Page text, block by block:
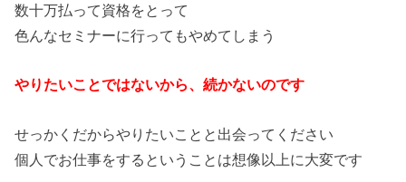
数十万払って資格をとって
色んなセミナーに行ってもやめてしまう
やりたいことではないから、続かないのです
せっかくだからやりたいことと出会ってください
個人でお仕事をするということは想像以上に大変です